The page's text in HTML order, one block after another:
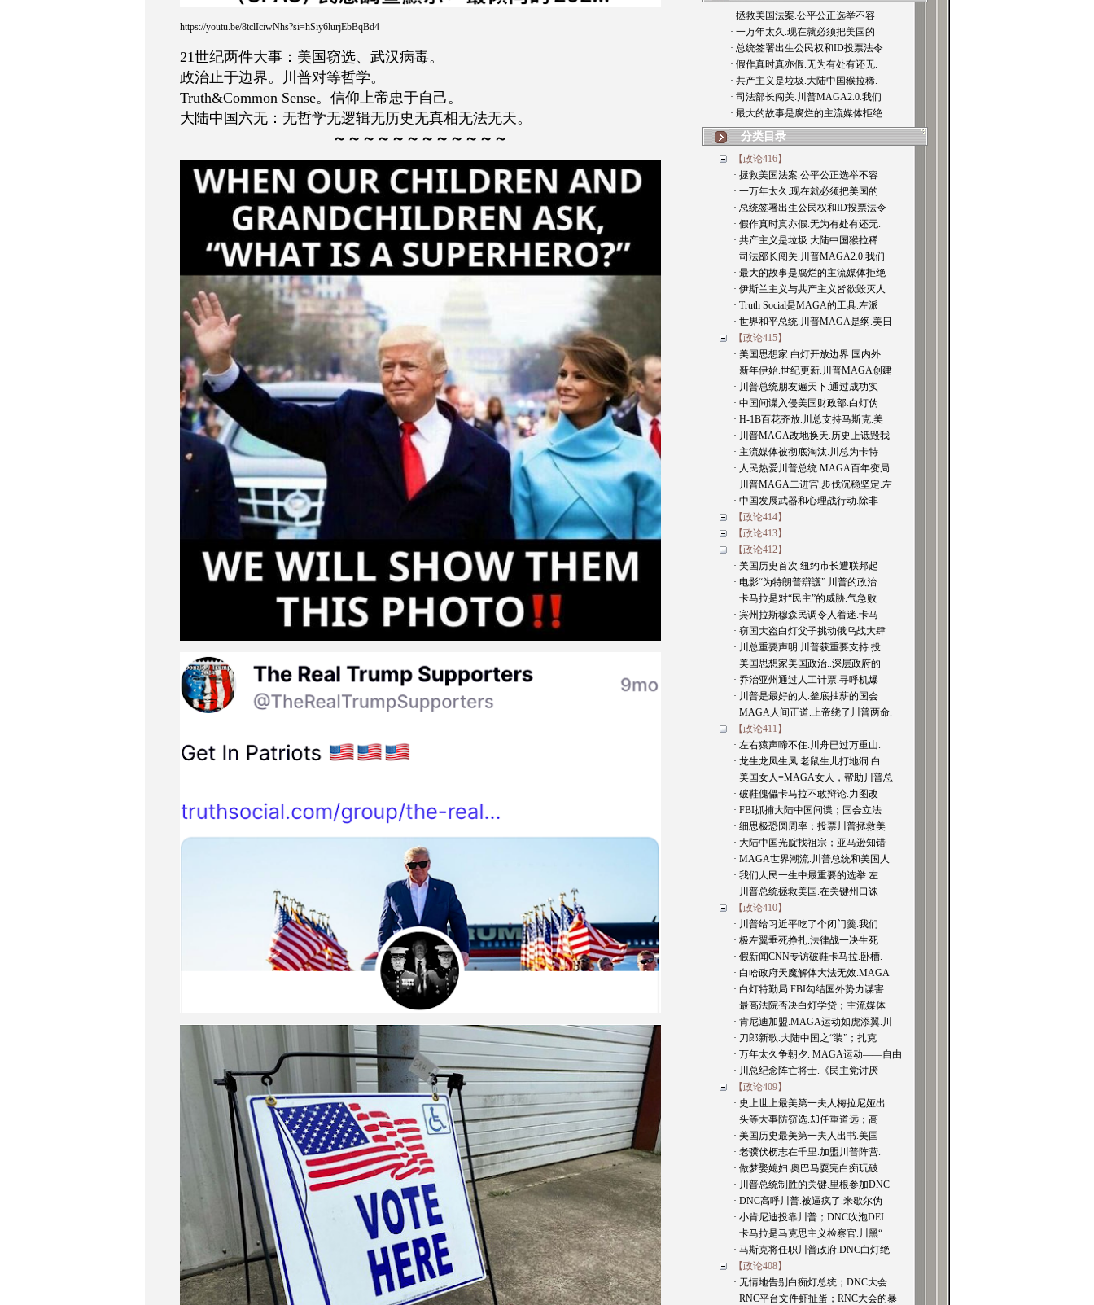
https://youtu.be/8tclIciwNhs?si=hSiy6lurjEbBqBd4
21世纪两件大事：美国窃选、武汉病毒。
政治止于边界。川普对等哲学。
Truth&Common Sense。信仰上帝忠于自己。
大陆中国六无：无哲学无逻辑无历史无真相无法无天。
～～～～～～～～～～～～
· 拯救美国法案.公平公正选举不容
· 一万年太久.现在就必须把美国的
· 总统签署出生公民权和ID投票法令
· 假作真时真亦假.无为有处有还无.
· 共产主义是垃圾.大陆中国猴拉稀.
· 司法部长闯关.川普MAGA2.0.我们
· 最大的故事是腐烂的主流媒体拒绝
分类目录
【政论416】
· 拯救美国法案.公平公正选举不容
· 一万年太久.现在就必须把美国的
· 总统签署出生公民权和ID投票法令
· 假作真时真亦假.无为有处有还无.
· 共产主义是垃圾.大陆中国猴拉稀.
· 司法部长闯关.川普MAGA2.0.我们
· 最大的故事是腐烂的主流媒体拒绝
· 伊斯兰主义与共产主义皆欲毁灭人
· Truth Social是MAGA的工具.左派
· 世界和平总统.川普MAGA是纲.美日
【政论415】
· 美国思想家.白灯开放边界.国内外
· 新年伊始.世纪更新.川普MAGA创建
· 川普总统朋友遍天下.通过成功实
· 中国间谍入侵美国财政部.白灯伪
· H-1B百花齐放.川总支持马斯克.美
· 川普MAGA改地换天.历史上诋毁我
· 主流媒体被彻底淘汰.川总为卡特
· 人民热爱川普总统.MAGA百年变局.
· 川普MAGA二进宫.步伐沉稳坚定.左
· 中国发展武器和心理战行动.除非
【政论414】
【政论413】
【政论412】
· 美国历史首次.纽约市长遭联邦起
· 电影“为特朗普辯護”.川普的政治
· 卡马拉是对“民主”的威胁.气急败
· 宾州拉斯穆森民调令人着迷.卡马
· 窃国大盗白灯父子挑动俄乌战大肆
· 川总重要声明.川普获重要支持.投
· 美国思想家美国政治..深层政府的
· 乔治亚州通过人工计票.寻呼机爆
· 川普是最好的人.釜底抽薪的国会
· MAGA人间正道.上帝绕了川普两命.
【政论411】
· 左右猿声啼不住.川舟已过万重山.
· 龙生龙凤生凤.老鼠生儿打地洞.白
· 美国女人=MAGA女人，帮助川普总
· 破鞋傀儡卡马拉不敢辩论.力图改
· FBI抓捕大陆中国间谍；国会立法
· 细思极恐圆周率；投票川普拯救美
· 大陆中国光腚找祖宗；亚马逊知错
· MAGA世界潮流.川普总统和美国人
· 我们人民一生中最重要的选举.左
· 川普总统拯救美国.在关键州口诛
【政论410】
· 川普给习近平吃了个闭门羹.我们
· 极左翼垂死挣扎.法律战一决生死
· 假新闻CNN专访破鞋卡马拉.卧槽.
· 白哈政府天魔解体大法无效.MAGA
· 白灯特勤局.FBI勾结国外势力谋害
· 最高法院否决白灯学贷；主流媒体
· 肯尼迪加盟.MAGA运动如虎添翼.川
· 刀郎新歌.大陆中国之“装”；扎克
· 万年太久争朝夕. MAGA运动——自由
· 川总纪念阵亡将士.《民主党讨厌
【政论409】
· 史上世上最美第一夫人梅拉尼娅出
· 头等大事防窃选.却任重道远；高
· 美国历史最美第一夫人出书.美国
· 老骥伏枥志在千里.加盟川普阵营.
· 做梦娶媳妇.奥巴马耍完白痴玩破
· 川普总统制胜的关键.里根参加DNC
· DNC高呼川普.被逼疯了.米歇尔伪
· 小肯尼迪投靠川普；DNC吹泡DEI.
· 卡马拉是马克思主义检察官.川黑“
· 马斯克将任职川普政府.DNC白灯绝
【政论408】
· 无情地告别白痴灯总统；DNC大会
· RNC平台文件虾扯蛋；RNC大会的暴